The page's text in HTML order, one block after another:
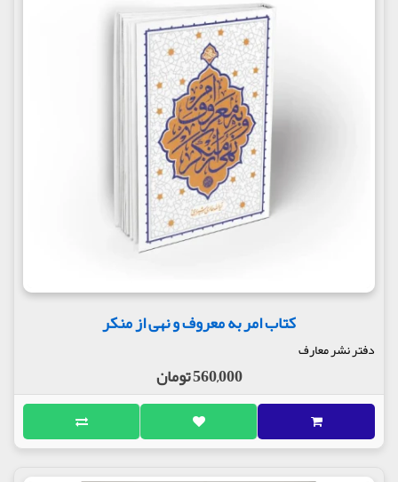
کتاب امر به معروف و نهی از منکر
دفتر نشر معارف
560,000 تومان